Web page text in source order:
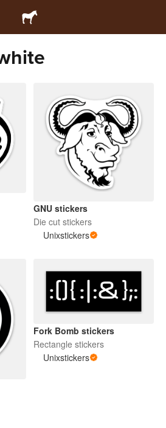
GNU stickers
Die cut stickers
Unixstickers
Fork Bomb stickers
Rectangle stickers
Unixstickers